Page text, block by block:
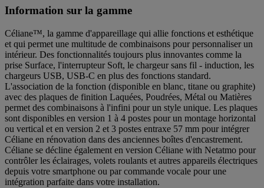
Information sur la gamme
Céliane™, la gamme d'appareillage qui allie fonctions et esthétique
et qui permet une multitude de combinaisons pour personnaliser un
intérieur. Des fonctionnalités toujours plus innovantes comme la
prise Surface, l'interrupteur Soft, le chargeur sans fil - induction, les
chargeurs USB, USB-C en plus des fonctions standard.
L'association de la fonction (disponible en blanc, titane ou graphite)
avec des plaques de finition Laquées, Poudrées, Métal ou Matières
permet des combinaisons à l'infini pour un style unique. Les plaques
sont disponibles en version 1 à 4 postes pour un montage horizontal
ou vertical et en version 2 et 3 postes entraxe 57 mm pour intégrer
Céliane en rénovation dans des anciennes boîtes d'encastrement.
Céliane se décline également en version Céliane with Netatmo pour
contrôler les éclairages, volets roulants et autres appareils électriques
depuis votre smartphone ou par commande vocale pour une
intégration parfaite dans votre installation.